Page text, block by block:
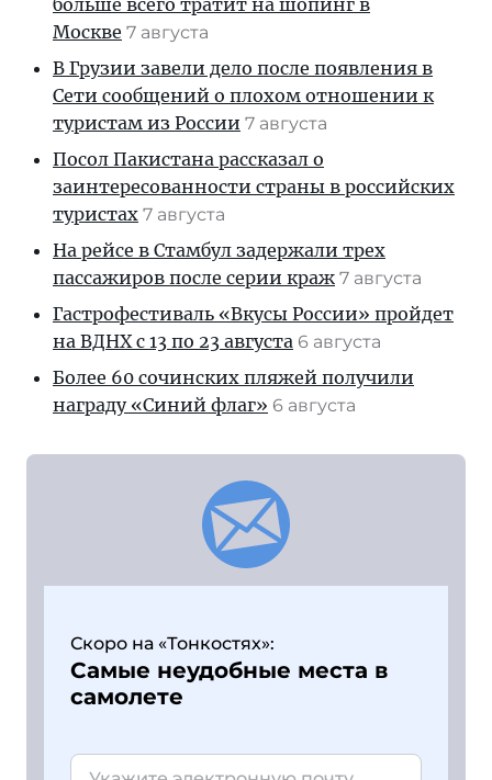
больше всего тратит на шопинг в
Москве 7 августа
В Грузии завели дело после появления в
Сети сообщений о плохом отношении к
туристам из России 7 августа
Посол Пакистана рассказал о
заинтересованности страны в российских
туристах 7 августа
На рейсе в Стамбул задержали трех
пассажиров после серии краж 7 августа
Гастрофестиваль «Вкусы России» пройдет
на ВДНХ с 13 по 23 августа 6 августа
Более 60 сочинских пляжей получили
награду «Синий флаг» 6 августа
Скоро на «Тонкостях»:
Самые неудобные места в
самолете